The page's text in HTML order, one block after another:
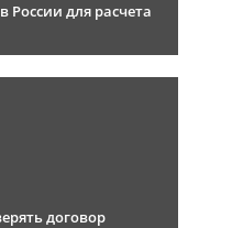
России для расчета
договор